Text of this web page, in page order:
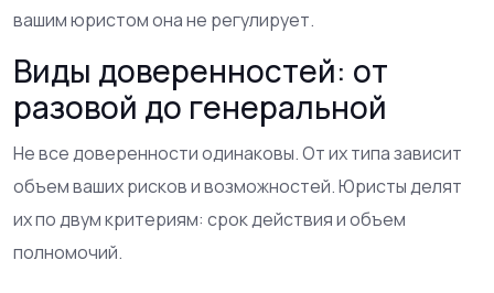
вашим юристом она не регулирует.
Виды доверенностей: от
разовой до генеральной
Не все доверенности одинаковы. От их типа зависит
объем ваших рисков и возможностей. Юристы делят
их по двум критериям: срок действия и объем
полномочий.